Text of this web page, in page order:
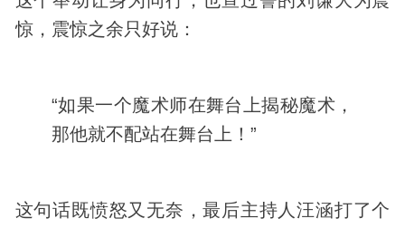
惊，震惊之余只好说：
“如果一个魔术师在舞台上揭秘魔术，
那他就不配站在舞台上！”
这句话既愤怒又无奈，最后主持人汪涵打了个